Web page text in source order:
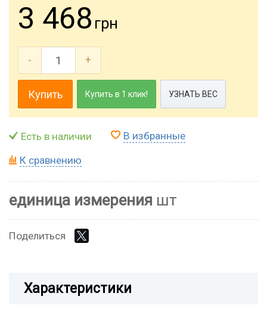
3 468 грн
- +
Купить Купить в 1 клик! УЗНАТЬ ВЕС
Есть в наличии В избранные
К сравнению
единица измерения шт
Поделиться
Характеристики